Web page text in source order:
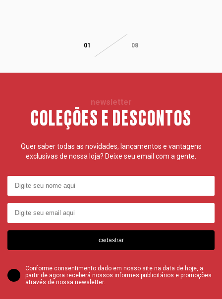
01 08
newsletter
COLEÇÕES E DESCONTOS
Quer saber todas as novidades, lançamentos e vantagens
exclusivas de nossa loja? Deixe seu email com a gente.
cadastrar
Conforme consentimento dado em nosso site na data de hoje, a
partir de agora receberá nossos informes publicitários e promoções
através de nossa newsletter.